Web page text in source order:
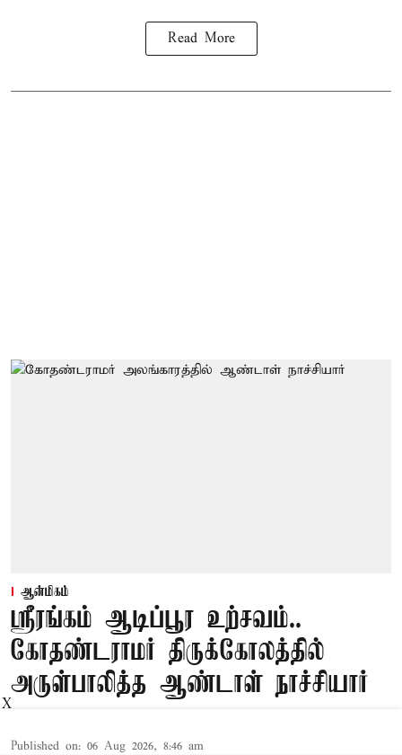
Read More
ஆன்மிகம்
ஸ்ரீரங்கம் ஆடிப்பூர உற்சவம்..
கோதண்டராமர் திருக்கோலத்தில்
அருள்பாலித்த ஆண்டாள் நாச்சியார்
Published on: 06 Aug 2026, 8:46 am
X